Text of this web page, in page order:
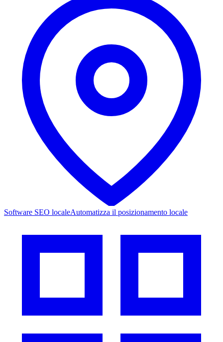
Software SEO localeAutomatizza il posizionamento locale